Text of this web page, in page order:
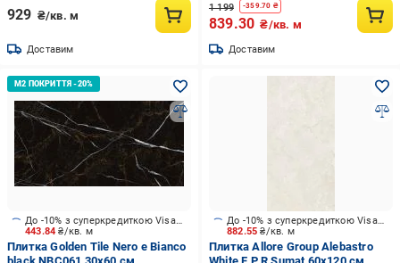
929 ₴/кв. м
Доставим
1 199 -359.70 ₴
839.30 ₴/кв. м
Доставим
443.84₴/кв. м
До -10% з суперкредиткою Visa Вигода
Плитка Golden Tile Nero e Bianco
882.55₴/кв. м
До -10% з суперкредиткою Visa Вигода
Плитка Allore Group Alebastro